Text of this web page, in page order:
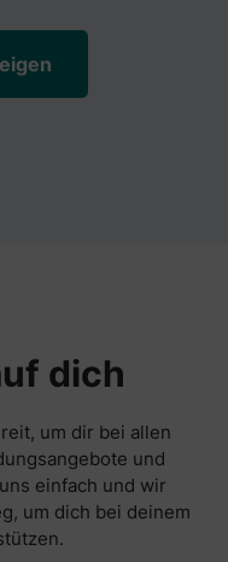
dich
um dir bei allen
und
einfach und wir
um dich bei deinem